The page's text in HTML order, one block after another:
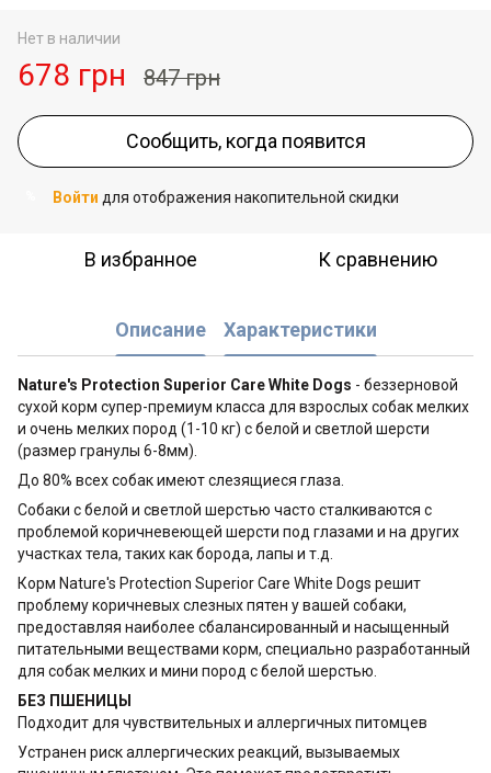
Нет в наличии
678 грн 847 грн
Сообщить, когда появится
Войти для отображения накопительной скидки
В избранное К сравнению
Описание Характеристики
Nature's Protection Superior Care White Dogs - беззерновой
сухой корм супер-премиум класса для взрослых собак мелких
и очень мелких пород (1-10 кг) с белой и светлой шерсти
(размер гранулы 6-8мм).
До 80% всех собак имеют слезящиеся глаза.
Собаки с белой и светлой шерстью часто сталкиваются с
проблемой коричневеющей шерсти под глазами и на других
участках тела, таких как борода, лапы и т.д.
Корм Nature's Protection Superior Care White Dogs решит
проблему коричневых слезных пятен у вашей собаки,
предоставляя наиболее сбалансированный и насыщенный
питательными веществами корм, специально разработанный
для собак мелких и мини пород с белой шерстью.
БЕЗ ПШЕНИЦЫ
Подходит для чувствительных и аллергичных питомцев
Устранен риск аллергических реакций, вызываемых